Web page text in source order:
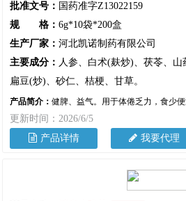
批准文号： 国药准字Z13022159
规 格： 6g*10袋*200盒
生产厂家： 河北凯诺制药有限公司
主要成分： 人参、白术(麸炒)、茯苓、
扁豆(炒)、砂仁、桔梗、甘草。
产品简介： 健脾、益气。用于体倦乏力，食少便
更新时间：2026/6/5
产品详情
我要代理